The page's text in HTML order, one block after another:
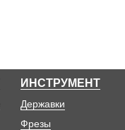
ИНСТРУМЕНТ
Державки
Фрезы